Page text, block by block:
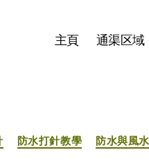
主頁 通渠区域
分
防水打針教學 防水與風水